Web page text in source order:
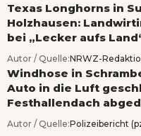
Texas Longhorns in
Holzhausen:
bei „Lecker aufs
Autor / Quelle:NRWZ-
Windhose in
Auto in die Luft
Festhallendach
Autor / Quelle:Polizeibericht